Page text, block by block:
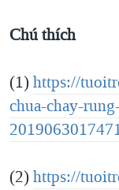
Chú thích
(1)https://
chua-chay-
(2)https://